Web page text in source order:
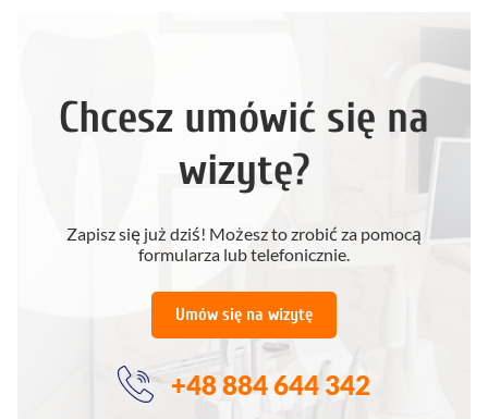
Chcesz umówić się na
wizytę?
Zapisz się już dziś! Możesz to zrobić za pomocą
formularza lub telefonicznie.
Umów się na wizytę
+48 884 644 342